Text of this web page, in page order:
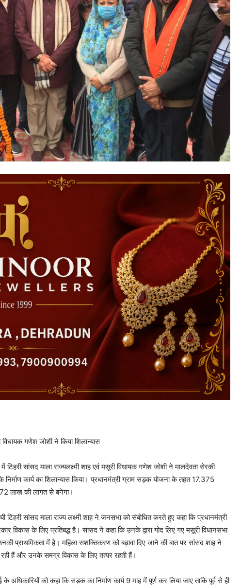
विधायक गणेश जोशी ने किया शिलान्यास
टिहरी सांसद माला राज्यलक्ष्मी शाह एवं मसूरी विधायक गणेश जोशी ने मालदेवता सेरकी
के निर्माण कार्य का शिलान्यास किया। प्रधानमंत्री ग्राम सड़क योजना के तहत 17.375
लाख की लागत से बनेगा।
टिहरी सांसद माला राज्य लक्ष्मी शाह ने जनसभा को संबोधित करते हुए कहा कि प्रधानमंत्री
विकास के लिए प्रतिबद्ध है। सांसद ने कहा कि उनके द्वारा गोद लिए गए मसूरी विधानसभा
प्राथमिकता में है। महिला सशक्तिकरण को बढ़ावा दिए जाने की बात पर सांसद शाह ने
रही हैं और उनके समग्र विकास के लिए तत्पर रहती हैं।
अधिकारियों को कहा कि सड़क का निर्माण कार्य 9 माह में पूर्ण कर लिया जाए ताकि पूर्व से ही